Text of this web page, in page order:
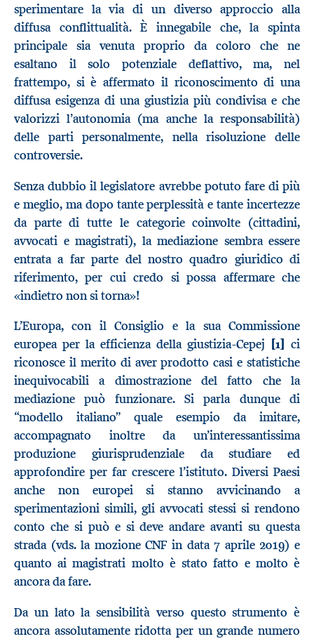
sperimentare la via di un diverso approccio alla
diffusa conflittualità. È innegabile che, la spinta
principale sia venuta proprio da coloro che ne
esaltano il solo potenziale deflattivo, ma, nel
frattempo, si è affermato il riconoscimento di una
diffusa esigenza di una giustizia più condivisa e che
valorizzi l’autonomia (ma anche la responsabilità)
delle parti personalmente, nella risoluzione delle
controversie.
Senza dubbio il legislatore avrebbe potuto fare di più
e meglio, ma dopo tante perplessità e tante incertezze
da parte di tutte le categorie coinvolte (cittadini,
avvocati e magistrati), la mediazione sembra essere
entrata a far parte del nostro quadro giuridico di
riferimento, per cui credo si possa affermare che
«indietro non si torna»!
L’Europa, con il Consiglio e la sua Commissione
europea per la efficienza della giustizia-Cepej [1] ci
riconosce il merito di aver prodotto casi e statistiche
inequivocabili a dimostrazione del fatto che la
mediazione può funzionare. Si parla dunque di
“modello italiano” quale esempio da imitare,
accompagnato inoltre da un’interessantissima
produzione giurisprudenziale da studiare ed
approfondire per far crescere l’istituto. Diversi Paesi
anche non europei si stanno avvicinando a
sperimentazioni simili, gli avvocati stessi si rendono
conto che si può e si deve andare avanti su questa
strada (vds. la mozione CNF in data 7 aprile 2019) e
quanto ai magistrati molto è stato fatto e molto è
ancora da fare.
Da un lato la sensibilità verso questo strumento è
ancora assolutamente ridotta per un grande numero